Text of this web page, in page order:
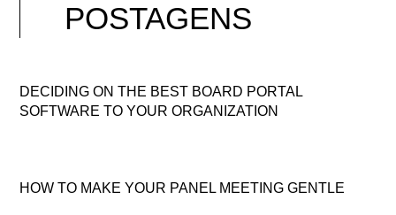
POSTAGENS
DECIDING ON THE BEST BOARD PORTAL
SOFTWARE TO YOUR ORGANIZATION
HOW TO MAKE YOUR PANEL MEETING GENTLE